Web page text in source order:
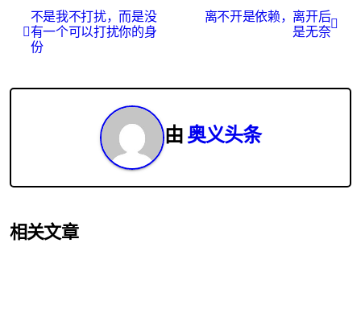
不是我不打扰，而是没
有一个可以打扰你的身
份
离不开是依赖，离开后
是无奈
由 奥义头条
相关文章